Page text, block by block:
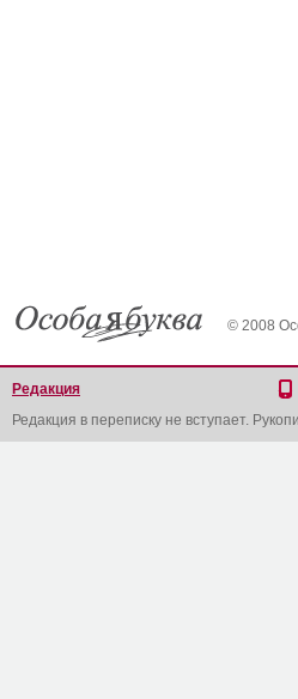
© 2008
Редакция
Редакция в переписку не вступает.